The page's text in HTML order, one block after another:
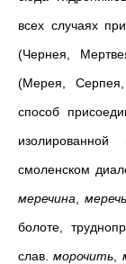
всех случаях
(Чернея,
(Мерея,
способ
смоленском
меречина
болоте,
слав.морочить